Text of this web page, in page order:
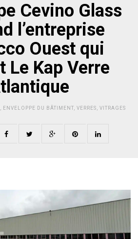
Cevino Glass
l’entreprise
Ouest qui
Le Kap Verre
ENVELOPPE DU BÂTIMENT, VERRES VITRAGES